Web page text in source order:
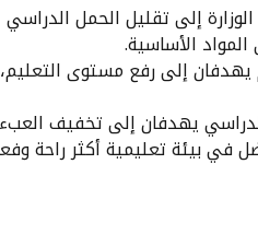
إلى تقليل الحمل
الأساسية.
إلى رفع مستوى التعليم،
يهدفان إلى تخفيف العبء
بيئة تعليمية أكثر راحة